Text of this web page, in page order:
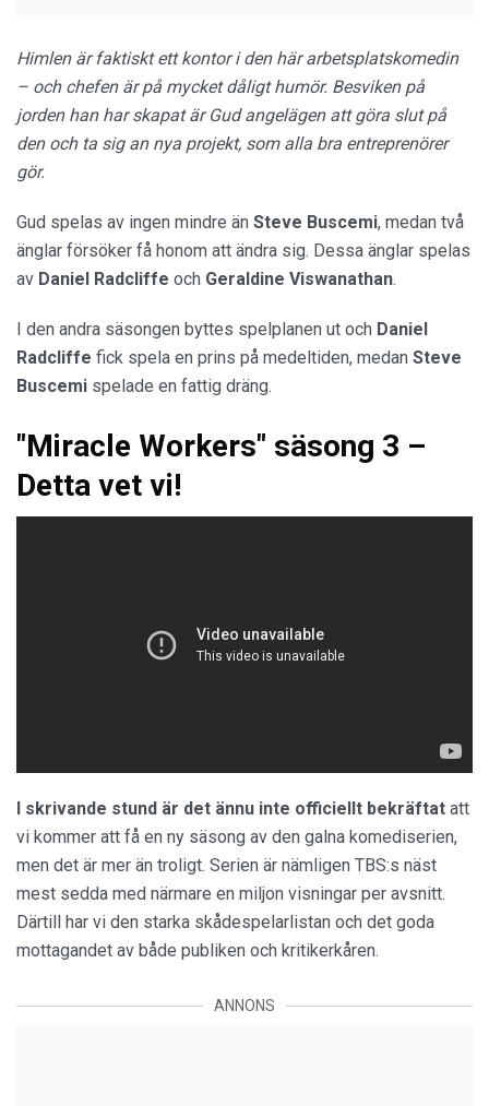
Himlen är faktiskt ett kontor i den här arbetsplatskomedin
– och chefen är på mycket dåligt humör. Besviken på
jorden han har skapat är Gud angelägen att göra slut på
den och ta sig an nya projekt, som alla bra entreprenörer
gör.
Gud spelas av ingen mindre än Steve Buscemi, medan två
änglar försöker få honom att ändra sig. Dessa änglar spelas
av Daniel Radcliffe och Geraldine Viswanathan.
I den andra säsongen byttes spelplanen ut och Daniel
Radcliffe fick spela en prins på medeltiden, medan Steve
Buscemi spelade en fattig dräng.
"Miracle Workers" säsong 3 –
Detta vet vi!
I skrivande stund är det ännu inte officiellt bekräftat att
vi kommer att få en ny säsong av den galna komediserien,
men det är mer än troligt. Serien är nämligen TBS:s näst
mest sedda med närmare en miljon visningar per avsnitt.
Därtill har vi den starka skådespelarlistan och det goda
mottagandet av både publiken och kritikerkåren.
ANNONS